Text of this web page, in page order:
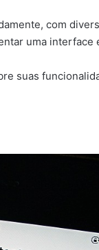
com
uma interface
suas